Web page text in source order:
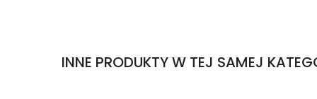
INNE PRODUKTY W TEJ SAMEJ